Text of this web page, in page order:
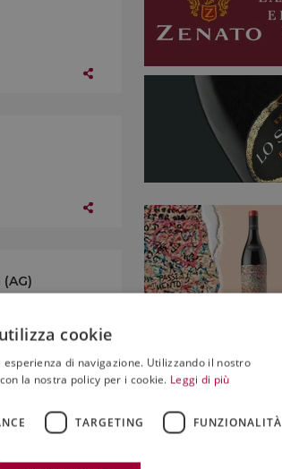
cookie
di navigazione. Utilizzando il nostro
la nostra policy per i cookie. Leggi di più
TARGETING FUNZIONALITÀ